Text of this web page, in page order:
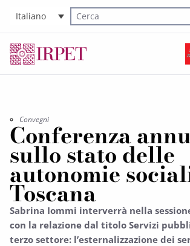
Italiano
Cerca nel sito
Convegni
Conferenza
sullo stato delle
autonomie
Toscana
Sabrina Iommi interverrà nella
con la relazione dal titolo Servizi
terzo settore: l’esternalizzazione dei